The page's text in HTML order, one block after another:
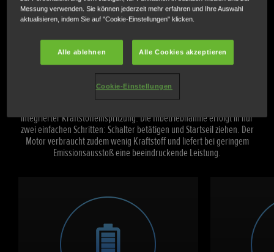
Hohe Kapazität. Niedrige
Emissionen.
integrierter Kraftstoffeinspritzung. Die Inbetriebnahme erfolgt in nur
zwei einfachen Schritten: Schalter betätigen und Startseil ziehen. Der
Motor verbraucht zudem wenig Kraftstoff und liefert bei geringem
Emissionsausstoß eine beeindruckende Leistung.
Messung verwenden. Sie können jederzeit mehr erfahren und Ihre Auswahl
aktualisieren, indem Sie auf "Cookie-Einstellungen" klicken.
Alle ablehnen Alle Cookies akzeptieren
Cookie-Einstellungen